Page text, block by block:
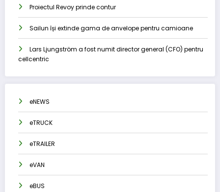
Proiectul Revoy prinde contur
Sailun își extinde gama de anvelope pentru camioane
Lars Ljungström a fost numit director general (CFO) pentru
cellcentric
eNEWS
eTRUCK
eTRAILER
eVAN
eBUS